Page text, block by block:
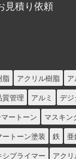
見積り依頼
脂 アクリル樹脂 ア
質管理 アルミ デジ
ートーン マスキン
ートーン塗装 鉄 亜
シプライマー アク